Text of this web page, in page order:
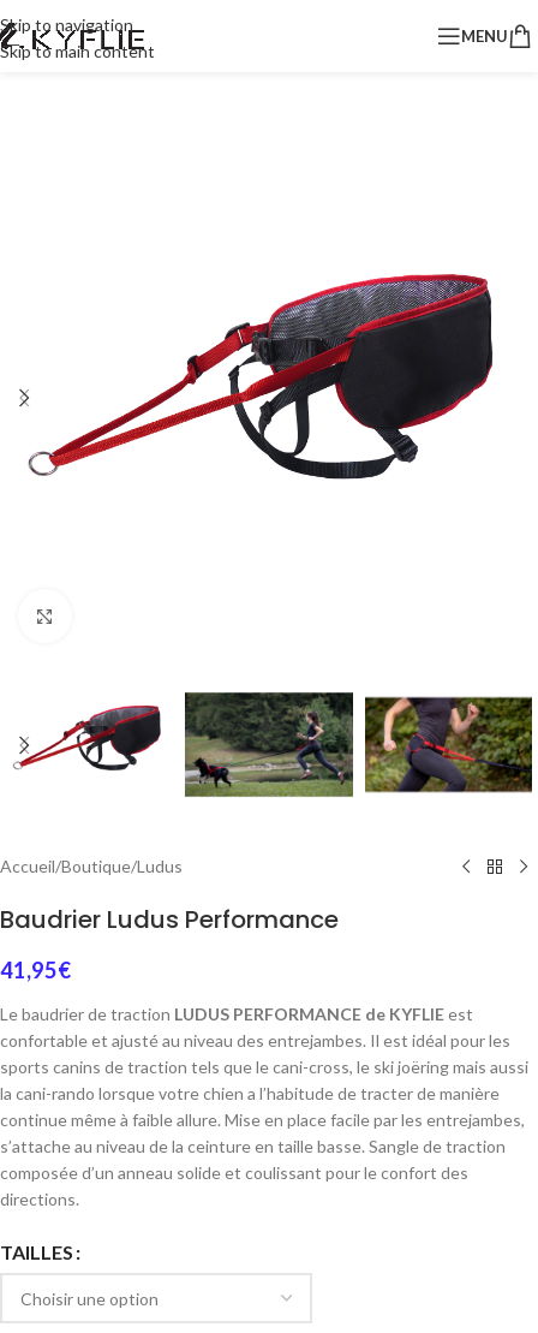
Skip to navigation
Skip to main content
MENU
Accueil/Boutique/Ludus
Baudrier Ludus Performance
41,95€
Le baudrier de traction LUDUS PERFORMANCE de KYFLIEest
confortable et ajusté au niveau des entrejambes. Il est idéal pour les
sports canins de traction tels que le cani-cross, le ski joëring mais aussi
la cani-rando lorsque votre chien a l’habitude de tracter de manière
continue même à faible allure. Mise en place facile par les entrejambes,
s’attache au niveau de la ceinture en taille basse. Sangle de traction
composée d’un anneau solide et coulissant pour le confort des
directions.
TAILLES